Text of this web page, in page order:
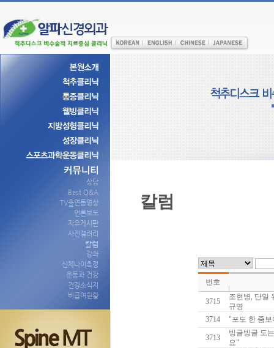
상담
Best Q&A
TV출연동영상
언론보도
자유게시판
사진갤러리
칼럼
강좌
신체나이측정
운동과 건강
건강소식지
비급여현황
칼럼
번호
3715
조현병, 단일
규명
3714
"포도 한 줌
3713
빙글빙글 도
요"